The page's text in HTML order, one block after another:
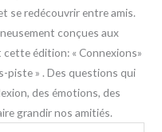
se redécouvrir entre amis.
conçues aux
édition: « Connexions»
piste » . Des questions qui
des émotions, des
grandir nos amitiés.